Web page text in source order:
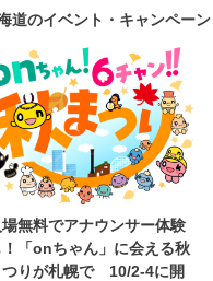
道のイベント・キャンペーン
場無料でアナウンサー体験
！「onちゃん」に会える秋
つりが札幌で 10/2-4に開